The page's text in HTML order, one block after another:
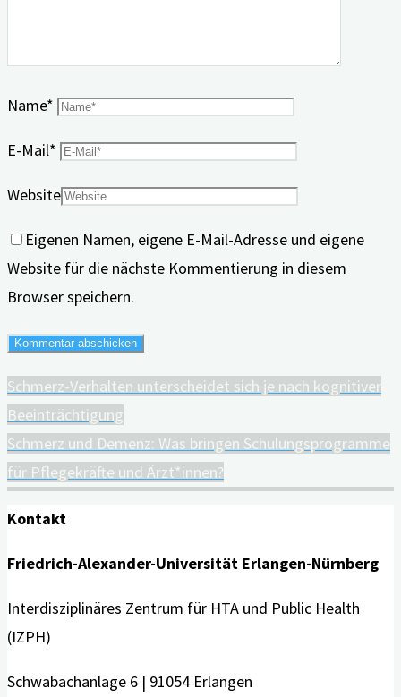
Name*
E-Mail*
Website
Eigenen Namen, eigene E-Mail-Adresse und eigene
Website für die nächste Kommentierung in diesem
Browser speichern.
Schmerz-Verhalten unterscheidet sich je nach kognitiver
Beeinträchtigung
Schmerz und Demenz: Was bringen Schulungsprogramme
für Pflegekräfte und Ärzt*innen?
Kontakt
Friedrich-Alexander-Universität Erlangen-Nürnberg
Interdisziplinäres Zentrum für HTA und Public Health
(IZPH)
Schwabachanlage 6 | 91054 Erlangen